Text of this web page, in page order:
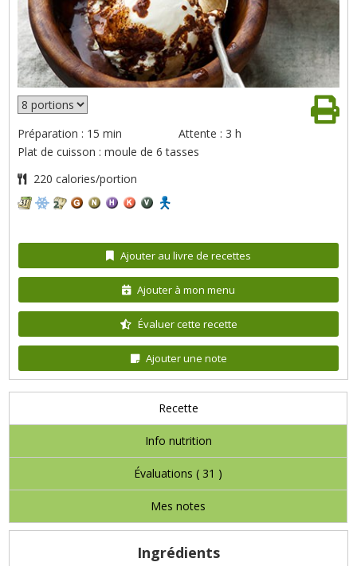
Préparation : 15 min
Attente : 3 h
Plat de cuisson : moule de 6 tasses
220 calories/portion
Ajouter au livre de recettes
Ajouter à mon menu
Évaluer cette recette
Ajouter une note
Recette
Info nutrition
Évaluations ( 31 )
Mes notes
Ingrédients